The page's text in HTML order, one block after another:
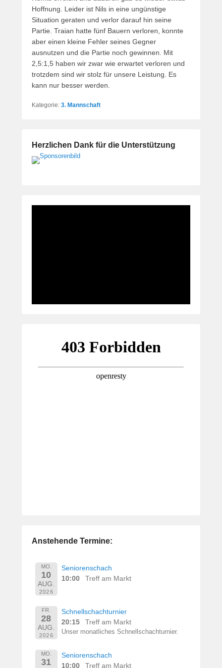
Hoffnung. Leider ist Nils in eine ungünstige
Situation geraten und verlor darauf hin seine
Partie. Traian hatte fünf Bauern verloren, konnte
aber einen kleine Fehler seines Gegner
ausnutzen und die Partie noch gewinnen. Mit
2,5:1,5 haben wir zwar wie erwartet verloren und
trotzdem sind wir stolz für unsere Leistung. Es
kann nur besser werden.
Kategorie: 3. Mannschaft
Herzlichen Dank für die Unterstützung
Anstehende Termine:
MO.
10
AUG.
2026
Seniorenschach
10:00
Treff am Markt
FR.
28
AUG.
2026
Schnellschachturnier
20:15
Treff am Markt
Unser monatliches Schnellschachturnier.
MO.
31
Seniorenschach
10:00
Treff am Markt